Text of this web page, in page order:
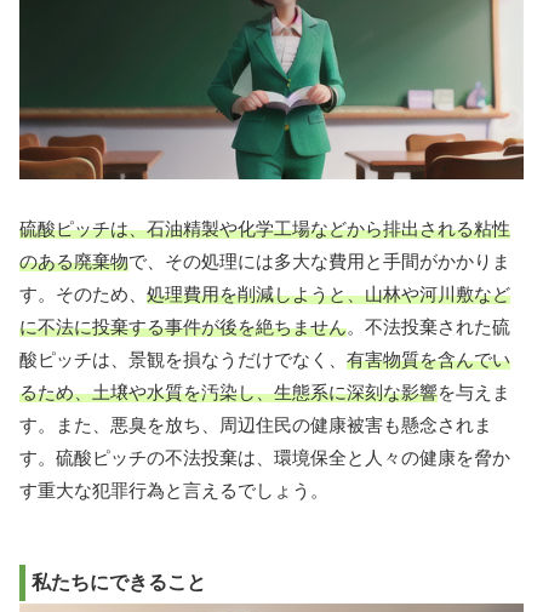
硫酸ピッチは、石油精製や化学工場などから排出される粘性
のある廃棄物で、その処理には多大な費用と手間がかかりま
す。そのため、 処理費用を削減しようと、山林や河川敷など
に不法に投棄する事件が後を絶ちません。不法投棄された硫
酸ピッチは、景観を損なうだけでなく、 有害物質を含んでい
るため、土壌や水質を汚染し、生態系に深刻な影響を与えま
す。また、悪臭を放ち、周辺住民の健康被害も懸念されま
す。硫酸ピッチの不法投棄は、環境保全と人々の健康を脅か
す重大な犯罪行為と言えるでしょう。
私たちにできること